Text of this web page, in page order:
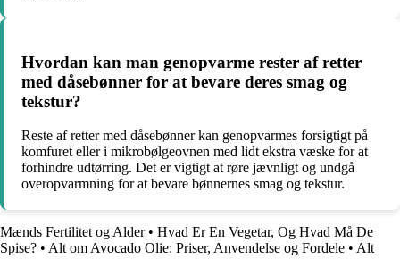
Hvordan kan man genopvarme rester af retter
med dåsebønner for at bevare deres smag og
tekstur?
Reste af retter med dåsebønner kan genopvarmes forsigtigt på
komfuret eller i mikrobølgeovnen med lidt ekstra væske for at
forhindre udtørring. Det er vigtigt at røre jævnligt og undgå
overopvarmning for at bevare bønnernes smag og tekstur.
Mænds Fertilitet og Alder• Hvad Er En Vegetar, Og Hvad Må De
Spise? • Alt om Avocado Olie: Priser, Anvendelse og Fordele • Alt